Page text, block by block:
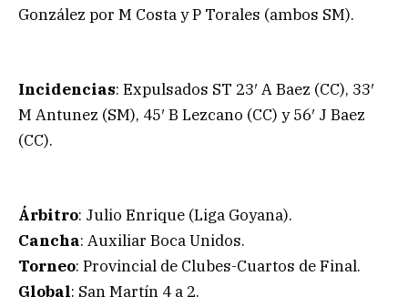
González por M Costa y P Torales (ambos SM).
Incidencias: Expulsados ST 23′ A Baez (CC), 33′
M Antunez (SM), 45′ B Lezcano (CC) y 56′ J Baez
(CC).
Árbitro: Julio Enrique (Liga Goyana).
Cancha: Auxiliar Boca Unidos.
Torneo: Provincial de Clubes-Cuartos de Final.
Global: San Martín 4 a 2.